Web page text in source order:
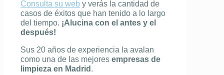
Consulta su web y verás la cantidad de
casos de éxitos que han tenido a lo largo
del tiempo. ¡Alucina con el antes y el
después!
Sus 20 años de experiencia la avalan
como una de las mejores empresas de
limpieza en Madrid .